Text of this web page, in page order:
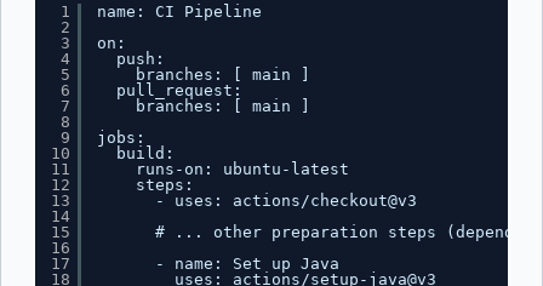
1
2
3
4
5
6
7
8
9
10
11
12
13
14
15
16
17
18
name: CI Pipeline
on:
push:
branches: [ main ]
pull_request:
branches: [ main ]
jobs:
build:
runs-on: ubuntu-latest
steps:
- uses: actions/checkout@v3
# ... other preparation steps
- name: Set up Java
uses: actions/setup-java@v3